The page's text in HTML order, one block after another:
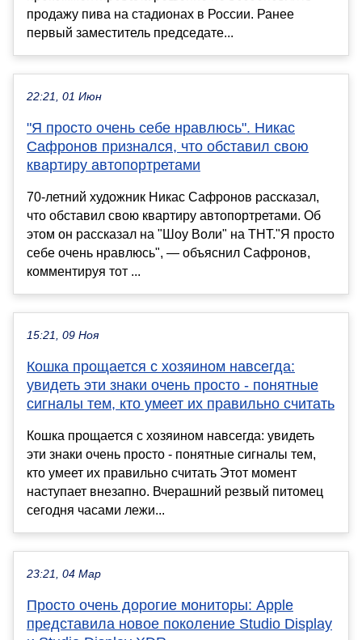
продажу пива на стадионах в России. Ранее
первый заместитель председате...
22:21, 01 Июн
"Я просто очень себе нравлюсь". Никас
Сафронов признался, что обставил свою
квартиру автопортретами
70-летний художник Никас Сафронов рассказал,
что обставил свою квартиру автопортретами. Об
этом он рассказал на "Шоу Воли" на ТНТ."Я просто
себе очень нравлюсь", — объяснил Сафронов,
комментируя тот ...
15:21, 09 Ноя
Кошка прощается с хозяином навсегда:
увидеть эти знаки очень просто - понятные
сигналы тем, кто умеет их правильно считать
Кошка прощается с хозяином навсегда: увидеть
эти знаки очень просто - понятные сигналы тем,
кто умеет их правильно считать Этот момент
наступает внезапно. Вчерашний резвый питомец
сегодня часами лежи...
23:21, 04 Мар
Просто очень дорогие мониторы: Apple
представила новое поколение Studio Display